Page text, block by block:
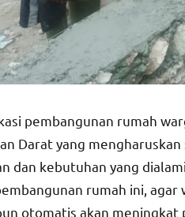
pembangunan rumah
Darat yang
dan kebutuhan yang
rumah ini,
otomatis akan meningkat